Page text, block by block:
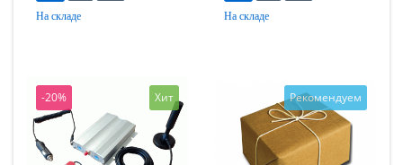
На складе На складе
-20% Хит Рекомендуем